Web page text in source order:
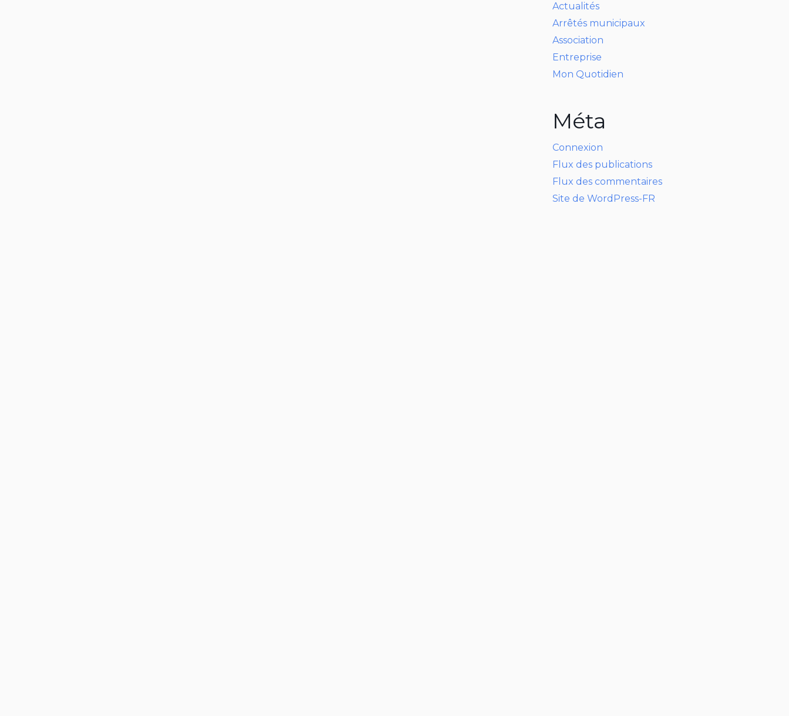
Actualités
Arrêtés municipaux
Association
Entreprise
Mon Quotidien
Méta
Connexion
Flux des publications
Flux des commentaires
Site de WordPress-FR